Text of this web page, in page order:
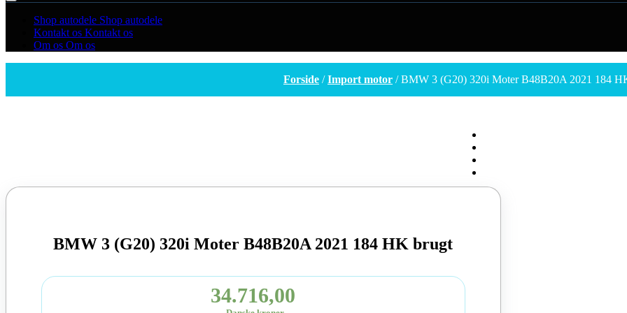
Shop autodele Shop autodele
Kontakt os Kontakt os
Om os Om os
Forside /Import motor / BMW 3 (G20) 320i Moter B48B20A 2021 184
BMW 3 (G20) 320i Moter B48B20A 2021 184 HK brugt
34.716,00